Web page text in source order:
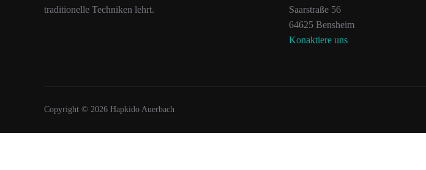
traditionelle Techniken lehrt.
Saarstraße 56
64625 Bensheim
Konaktiere uns
Copyright © 2026 Hapkido Auerbach